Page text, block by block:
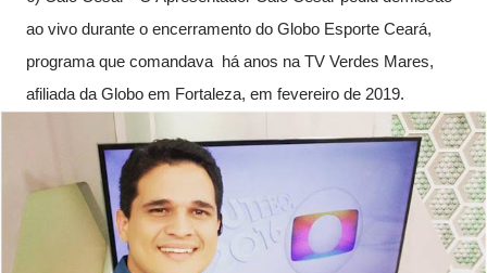
ao vivo durante o encerramento do Globo Esporte Ceará,
programa que comandava  há anos na TV Verdes Mares,
afiliada da Globo em Fortaleza, em fevereiro de 2019.